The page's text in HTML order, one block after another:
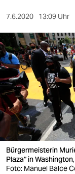
sport
berlin
nord
wahrheit
verlag
verlag
veranstaltungen
7.6.2020 13:09 Uhr
Bürgermeisterin
Plaza“ in
Foto: Manuel Balce